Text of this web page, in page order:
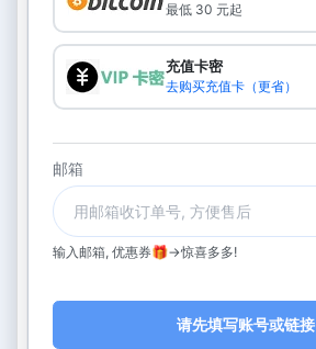
最低 30 元起
充值卡密
去购买充值卡（更省）
邮箱
输入邮箱, 优惠券🎁->惊喜多多!
请先填写账号或链接